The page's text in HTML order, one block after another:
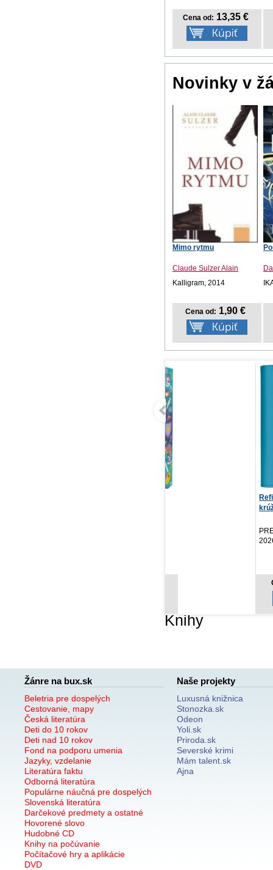
Cena od: 13,35 €
Novinky v
Mimo rytmu
Claude Sulzer Alain
Kalligram, 2014
Cena od: 1,90 €
Knihy
Žánre na bux.sk
Beletria pre dospelých
Cestovanie, mapy
Česká literatúra
Deti do 10 rokov
Deti nad 10 rokov
Fond na podporu umenia
Jazyky, vzdelanie
Literatúra faktu
Odborná literatúra
Populárne náučná pre dospelých
Slovenská literatúra
Darčekové predmety a ostatné
Hovorené slovo
Hudobné CD
Knihy na počúvanie
Počítačové hry a aplikácie
DVD
Naše projekty
Luxusná knižnica
Stonozka.sk
Odeon
Yoli.sk
Priroda.sk
Severské krimi
Mám talent.sk
Ajna